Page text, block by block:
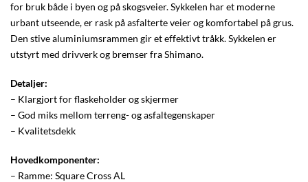
for bruk både i byen og på skogsveier. Sykkelen har et moderne
urbant utseende, er rask på asfalterte veier og komfortabel på grus.
Den stive aluminiumsrammen gir et effektivt tråkk. Sykkelen er
utstyrt med drivverk og bremser fra Shimano.
Detaljer:
– Klargjort for flaskeholder og skjermer
– God miks mellom terreng- og asfaltegenskaper
– Kvalitetsdekk
Hovedkomponenter:
– Ramme: Square Cross AL